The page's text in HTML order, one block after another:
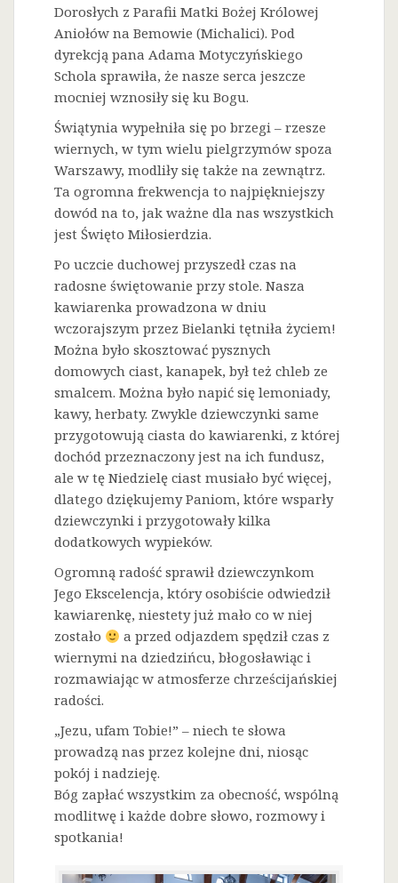
Dorosłych z Parafii Matki Bożej Królowej
Aniołów na Bemowie (Michalici). Pod
dyrekcją pana Adama Motyczyńskiego
Schola sprawiła, że nasze serca jeszcze
mocniej wznosiły się ku Bogu.
Świątynia wypełniła się po brzegi – rzesze
wiernych, w tym wielu pielgrzymów spoza
Warszawy, modliły się także na zewnątrz.
Ta ogromna frekwencja to najpiękniejszy
dowód na to, jak ważne dla nas wszystkich
jest Święto Miłosierdzia.
Po uczcie duchowej przyszedł czas na
radosne świętowanie przy stole. Nasza
kawiarenka prowadzona w dniu
wczorajszym przez Bielanki tętniła życiem!
Można było skosztować pysznych
domowych ciast, kanapek, był też chleb ze
smalcem. Można było napić się lemoniady,
kawy, herbaty. Zwykle dziewczynki same
przygotowują ciasta do kawiarenki, z której
dochód przeznaczony jest na ich fundusz,
ale w tę Niedzielę ciast musiało być więcej,
dlatego dziękujemy Paniom, które wsparły
dziewczynki i przygotowały kilka
dodatkowych wypieków.
Ogromną radość sprawił dziewczynkom
Jego Ekscelencja, który osobiście odwiedził
kawiarenkę, niestety już mało co w niej
zostało
a przed odjazdem spędził czas z
wiernymi na dziedzińcu, błogosławiąc i
rozmawiając w atmosferze chrześcijańskiej
radości.
„Jezu, ufam Tobie!” – niech te słowa
prowadzą nas przez kolejne dni, niosąc
pokój i nadzieję.
Bóg zapłać wszystkim za obecność, wspólną
modlitwę i każde dobre słowo, rozmowy i
spotkania!